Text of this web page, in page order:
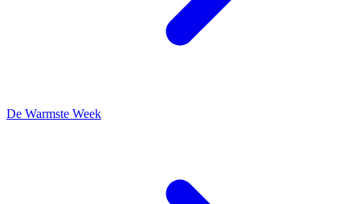
De Warmste Week